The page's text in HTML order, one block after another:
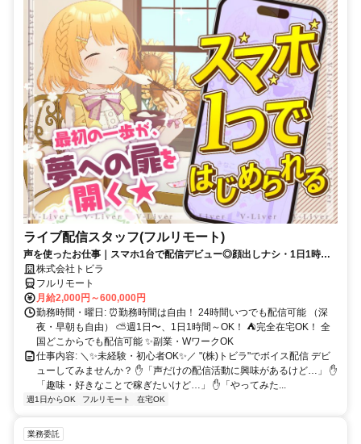
ライブ配信スタッフ(フルリモート)
声を使ったお仕事｜スマホ1台で配信デビュー◎顔出しナシ・1日1時間
～OK♪
株式会社トビラ
フルリモート
月給2,000円～600,000円
勤務時間・曜日: ⏰勤務時間は自由！ 24時間いつでも配信可能 （深
夜・早朝も自由） ⛅週1日〜、1日1時間～OK！ ⛺完全在宅OK！ 全
国どこからでも配信可能 ✨副業・WワークOK
仕事内容: ＼✨未経験・初心者OK✨／ "(株)トビラ"でボイス配信 デビ
ューしてみませんか？ ✋「声だけの配信活動に興味があるけど…」 ✋
「趣味・好きなことで稼ぎたいけど…」 ✋「やってみた...
週1日からOK フルリモート 在宅OK
業務委託